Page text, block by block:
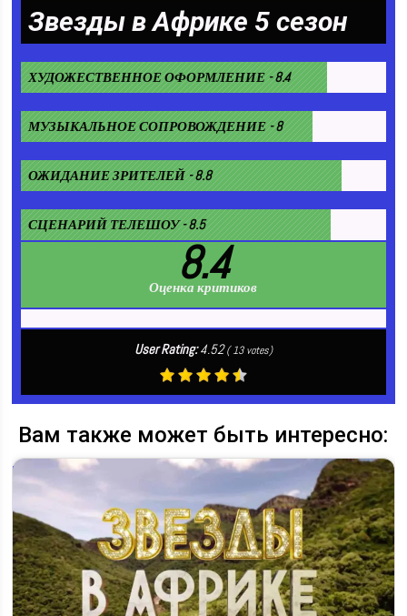
Звезды в Африке 5 сезон
ХУДОЖЕСТВЕННОЕ ОФОРМЛЕНИЕ - 8.4
МУЗЫКАЛЬНОЕ СОПРОВОЖДЕНИЕ - 8
ОЖИДАНИЕ ЗРИТЕЛЕЙ - 8.8
СЦЕНАРИЙ ТЕЛЕШОУ - 8.5
8.4
Оценка критиков
User Rating:4.52 (13votes)
Вам также может быть интересно: